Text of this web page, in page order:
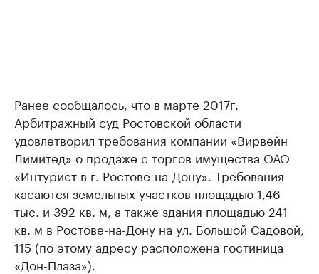
Ранее сообщалось , что в марте 2017г.
Арбитражный суд Ростовской области
удовлетворил требования компании «Вирвейн
Лимитед» о продаже с торгов имущества ОАО
«Интурист в г. Ростове-на-Дону». Требования
касаются земельных участков площадью 1,46
тыс. и 392 кв. м, а также здания площадью 241
кв. м в Ростове-на-Дону на ул. Большой Садовой,
115 (по этому адресу расположена гостиница
«Дон-Плаза»).